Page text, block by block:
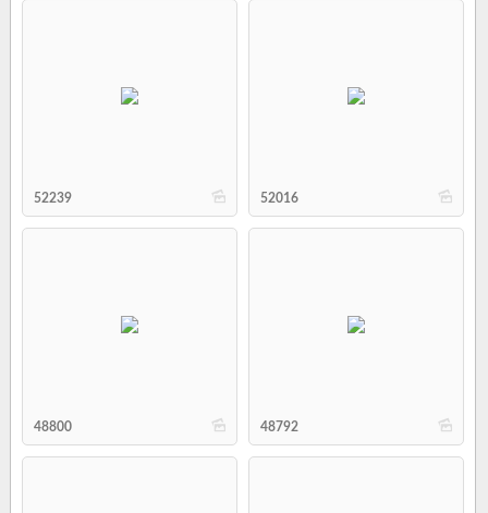
b
52239 b
52016
b
48800 b
48792